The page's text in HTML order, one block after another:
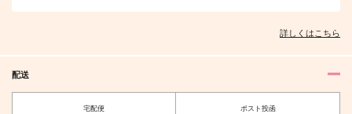
詳しくはこちら
配送
宅配便 ポスト投函